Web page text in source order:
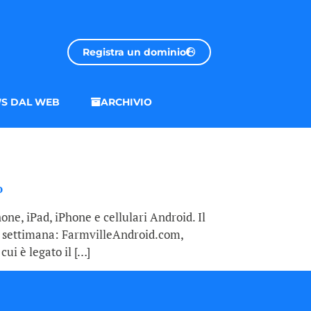
Registra un dominio
DAL WEB ARCHIVIO
iPad, iPhone e cellulari Android. Il
settimana: FarmvilleAndroid.com,
è legato il […]